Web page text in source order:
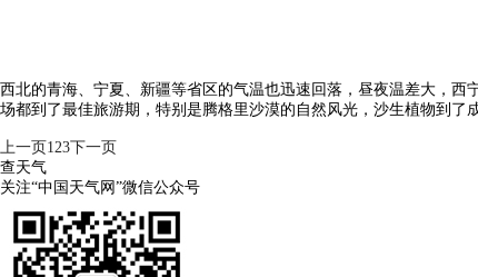
西北的青海、宁夏、新疆等省区的气温也迅速回落，昼夜温差大，
场都到了最佳旅游期，特别是腾格里沙漠的自然风光，沙生植物到了
上一页123下一页
查天气
关注“中国天气网”微信公众号